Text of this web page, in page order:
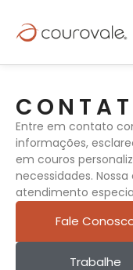
Entre em contato
informações,
em couros
necessidades.
atendimento
Fale
Trabalhe